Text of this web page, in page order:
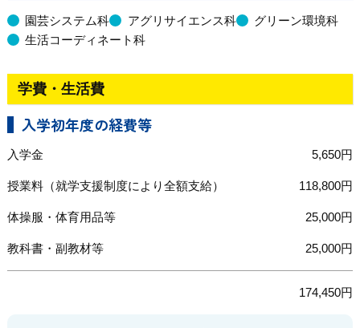
園芸システム科 アグリサイエンス科
グリーン環境科
生活コーディネート科
学費・生活費
入学初年度の経費等
入学金 5,650円
授業料（就学支援制度により全額支給） 118,800円
体操服・体育用品等 25,000円
教科書・副教材等 25,000円
174,450円